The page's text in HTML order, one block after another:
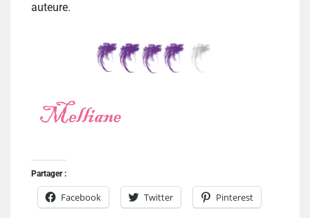
auteure.
Partager :
Facebook Twitter Pinterest